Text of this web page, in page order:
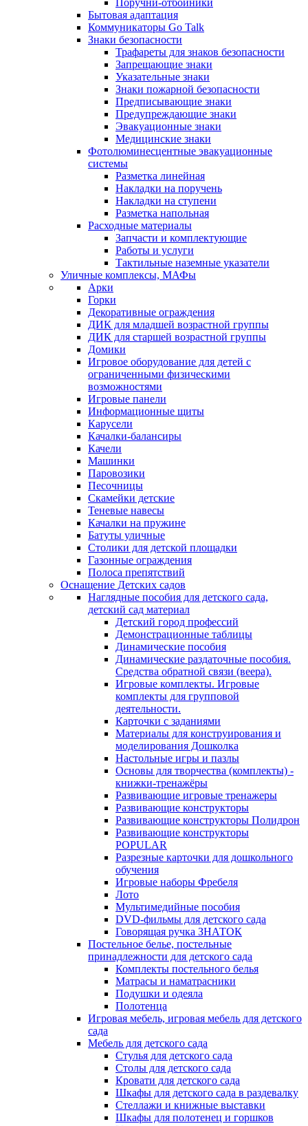
Поручни-отбойники
Бытовая адаптация
Коммуникаторы Go Talk
Знаки безопасности
Трафареты для знаков безопасности
Запрещающие знаки
Указательные знаки
Знаки пожарной безопасности
Предписывающие знаки
Предупреждающие знаки
Эвакуационные знаки
Медицинские знаки
Фотолюминесцентные эвакуационные
системы
Разметка линейная
Накладки на поручень
Накладки на ступени
Разметка напольная
Расходные материалы
Запчасти и комплектующие
Работы и услуги
Тактильные наземные указатели
Уличные комплексы, МАФы
Арки
Горки
Декоративные ограждения
ДИК для младшей возрастной группы
ДИК для старшей возрастной группы
Домики
Игровое оборудование для детей с
ограниченными физическими
возможностями
Игровые панели
Информационные щиты
Карусели
Качалки-балансиры
Качели
Машинки
Паровозики
Песочницы
Скамейки детские
Теневые навесы
Качалки на пружине
Батуты уличные
Столики для детской площадки
Газонные ограждения
Полоса препятствий
Оснащение Детских садов
Наглядные пособия для детского сада,
детский сад материал
Детский город профессий
Демонстрационные таблицы
Динамические пособия
Динамические раздаточные пособия.
Средства обратной связи (веера).
Игровые комплекты. Игровые
комплекты для групповой
деятельности.
Карточки с заданиями
Материалы для конструирования и
моделирования Дошколка
Настольные игры и пазлы
Основы для творчества (комплекты) -
книжки-тренажёры
Развивающие игровые тренажеры
Развивающие конструкторы
Развивающие конструкторы Полидрон
Развивающие конструкторы
POPULAR
Разрезные карточки для дошкольного
обучения
Игровые наборы Фребеля
Лото
Мультимедийные пособия
DVD-фильмы для детского сада
Говорящая ручка ЗНАТОК
Постельное белье, постельные
принадлежности для детского сада
Комплекты постельного белья
Матрасы и наматрасники
Подушки и одеяла
Полотенца
Игровая мебель, игровая мебель для детского
сада
Мебель для детского сада
Стулья для детского сада
Столы для детского сада
Кровати для детского сада
Шкафы для детского сада в раздевалку
Стеллажи и книжные выставки
Шкафы для полотенец и горшков